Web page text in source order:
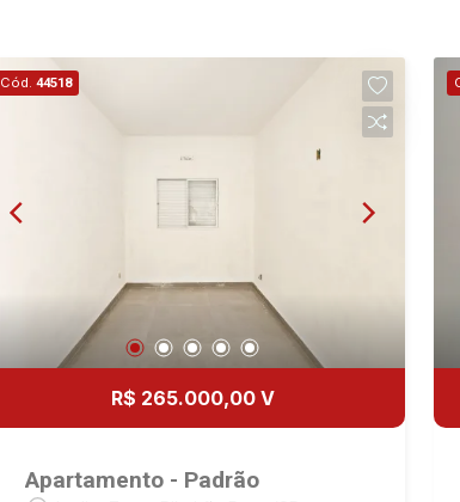
Cód. 44518
R$ 265.000,00 V
Apartamento - Padrão